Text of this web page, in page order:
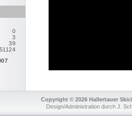
Copyright © 2026 Hallertauer
Design/Administration durch J.